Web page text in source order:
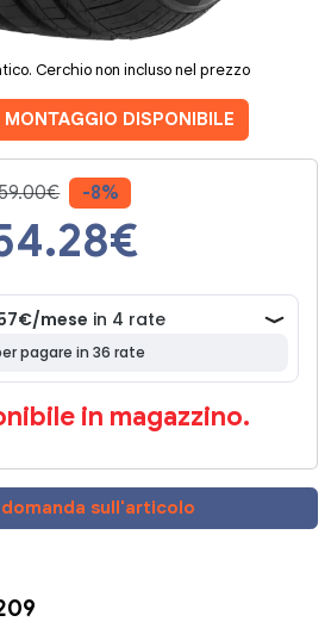
Cerchio non incluso nel prezzo
MONTAGGIO DISPONIBILE
-8%
€
in magazzino.
domanda sull'articolo